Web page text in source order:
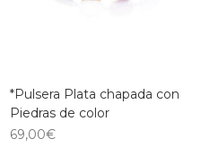
*Pulsera Plata chapada con
Piedras de color
69,00€